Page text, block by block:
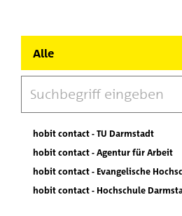
Alle
hobit contact - TU Darmstadt
hobit contact - Agentur für Arbeit
hobit contact - Evangelische
hobit contact - Hochschule